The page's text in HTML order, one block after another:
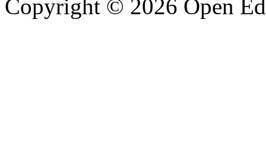
Copyright © 2026 Open